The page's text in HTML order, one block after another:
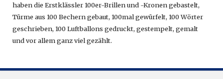
haben die Erstklässler 100er-Brillen und -Kronen gebastelt,
Türme aus 100 Bechern gebaut, 100mal gewürfelt, 100 Wörter
geschrieben, 100 Luftballons gedruckt, gestempelt, gemalt
und vor allem ganz viel gezählt.